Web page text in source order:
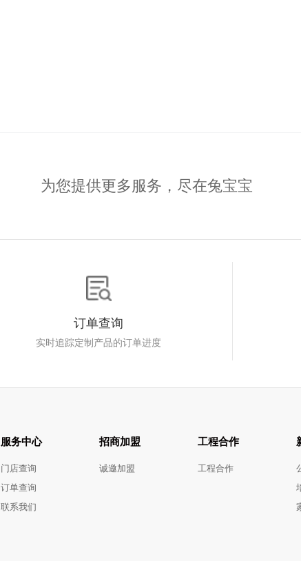
为您提供更多服务，尽在兔宝宝
订单查询
实时追踪定制产品的订单进度
服务中心
门店查询
订单查询
联系我们
招商加盟
诚邀加盟
工程合作
工程合作